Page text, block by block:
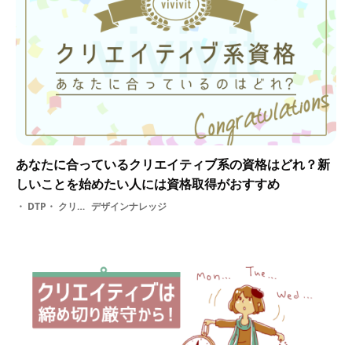
あなたに合っているクリエイティブ系の資格はどれ？新
しいことを始めたい人には資格取得がおすすめ
DTP・ クリエイティブ資格・ 映像・ 色彩・ 写真・ 資格 デザインナレッジ